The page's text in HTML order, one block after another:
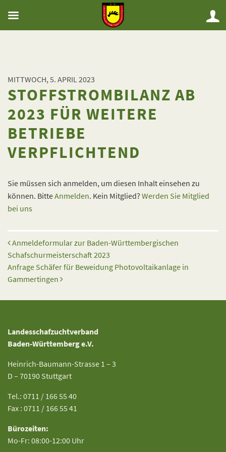
MITTWOCH, 5. APRIL 2023
STOFFSTROMBILANZ AB
2023 FÜR WEITERE
BETRIEBE
VERPFLICHTEND
Sie müssen sich anmelden, um diesen Inhalt einsehen zu
können. BitteAnmelden. Kein Mitglied? Werden Sie Mitglied
bei uns
Beitrags-Navigation
Anmeldeformular zur Baden-Württembergischen
Schafschurmeisterschaft 2023
Anfrage Schäfer für Beweidung Photovoltaikanlage in
Gammertingen
Landesschafzuchtverband
Baden-Württemberg e.V.
Heinrich-Baumann-Strasse 1 – 3
D – 70190 Stuttgart
Tel.: 0711 / 166 55 40
Fax : 0711 / 166 55 41
Bürozeiten:
Mo-Fr: 08:00-12:00 Uhr